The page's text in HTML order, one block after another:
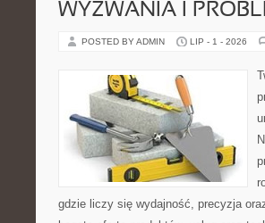
WYZWANIA I
POSTED BY ADMIN LIP - 1 - 2026
gdzie liczy się wydajność, precyzja